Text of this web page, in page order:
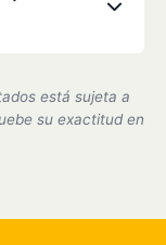
de California
requisitos
está sujeta a
su exactitud en